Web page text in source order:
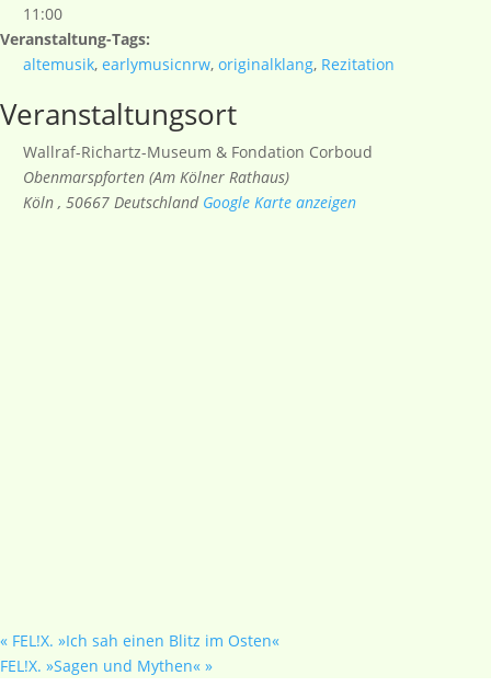
11:00
Veranstaltung-Tags:
altemusik, earlymusicnrw, originalklang, Rezitation
Veranstaltungsort
Wallraf-Richartz-Museum & Fondation Corboud
Obenmarspforten (Am Kölner Rathaus)
Köln , 50667 Deutschland Google Karte anzeigen
« FEL!X. »Ich sah einen Blitz im Osten«
FEL!X. »Sagen und Mythen« »